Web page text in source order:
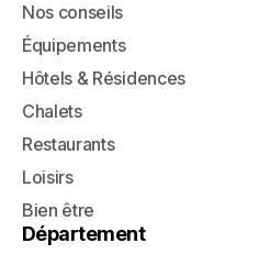
Nos conseils
Équipements
Hôtels & Résidences
Chalets
Restaurants
Loisirs
Bien être
Département